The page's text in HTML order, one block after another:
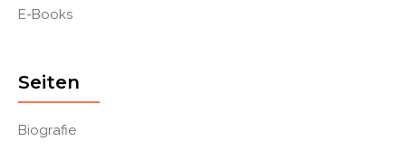
E-Books
Seiten
Biografie